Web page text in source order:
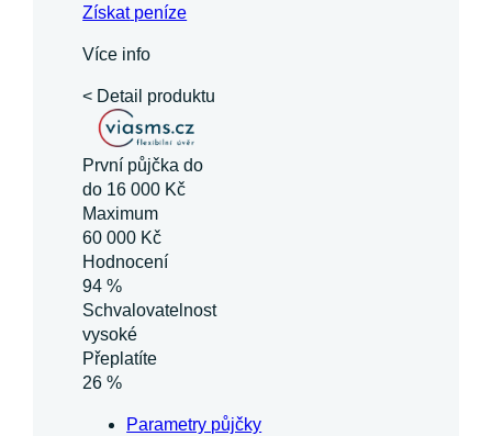
Získatpeníze
Více info
< Detail produktu
První půjčka do
do 16 000 Kč
Maximum
60 000 Kč
Hodnocení
94 %
Schvalovatelnost
vysoké
Přeplatíte
26 %
Parametry půjčky